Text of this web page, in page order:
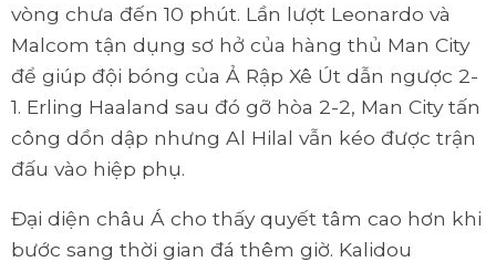
vòng chưa đến 10 phút. Lần lượt Leonardo và
Malcom tận dụng sơ hở của hàng thủ Man City
để giúp đội bóng của Ả Rập Xê Út dẫn ngược 2-
1. Erling Haaland sau đó gỡ hòa 2-2, Man City tấn
công dồn dập nhưng Al Hilal vẫn kéo được trận
đấu vào hiệp phụ.
Đại diện châu Á cho thấy quyết tâm cao hơn khi
bước sang thời gian đá thêm giờ. Kalidou